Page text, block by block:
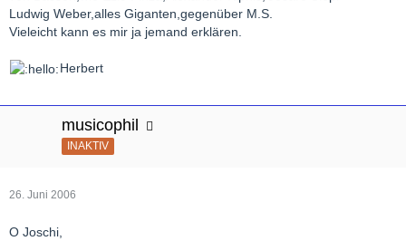
Ludwig Weber,alles Giganten,gegenüber M.S.
Vieleicht kann es mir ja jemand erklären.
Herbert
musicophil
INAKTIV
26. Juni 2006
O Joschi,